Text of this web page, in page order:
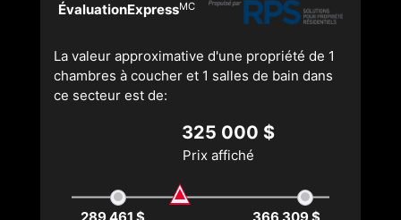
ÉvaluationExpressMC
La valeur approximative d'une propriété de 1
chambres à coucher et 1 salles de bain dans
ce secteur est de:
325 000 $
Prix affiché